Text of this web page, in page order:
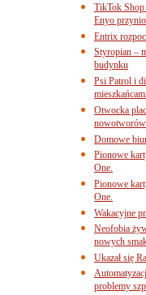
TikTok Shop
Enyo
Entrix
Styropian –
budynku
Psi Patrol i
Otwocka
nowotworów
Domowe
Pionowe
One.
Pionowe
One.
Wakacyjne
Neofobia
nowych
Ukazał się
problemy